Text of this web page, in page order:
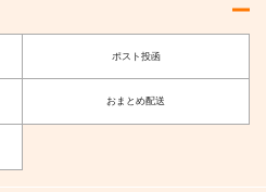
ポスト投函
おまとめ配送